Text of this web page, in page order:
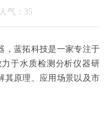
气： 35
，蓝拓科技是一家专注于
于水质检测分析仪器研
其原理、应用场景以及市